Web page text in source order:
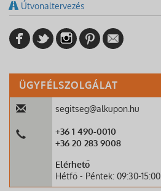
Útvonaltervezés
ÜGYFÉLSZOLGÁLAT
segitseg@alkupon.hu
+36 1 490-0010
+36 20 283 9008
Elérhető
Hétfő - Péntek: 09:30-15:00